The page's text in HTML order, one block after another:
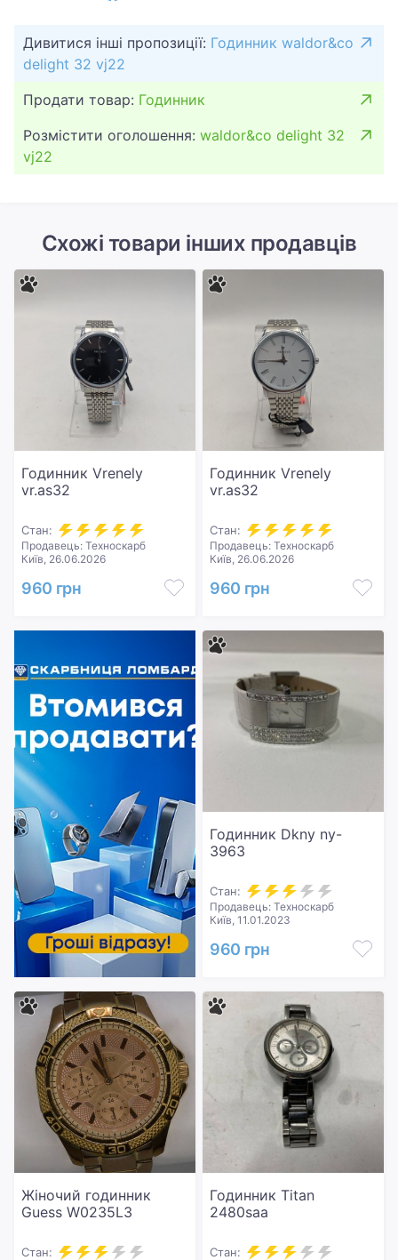
Дивитися інші пропозиції: Годинник waldor&co
delight 32 vj22
Продати товар: Годинник
Розмістити оголошення: waldor&co delight 32
vj22
Схожі товари інших продавців
Годинник Vrenely
vr.as32
Стан:
Продавець: Техноскарб
Київ, 26.06.2026
960 грн
Годинник Vrenely
vr.as32
Стан:
Продавець: Техноскарб
Київ, 26.06.2026
960 грн
Годинник Dkny ny-
3963
Стан:
Продавець: Техноскарб
Київ, 11.01.2023
960 грн
Жіночий годинник
Guess W0235L3
Стан:
Годинник Titan
2480saa
Стан: